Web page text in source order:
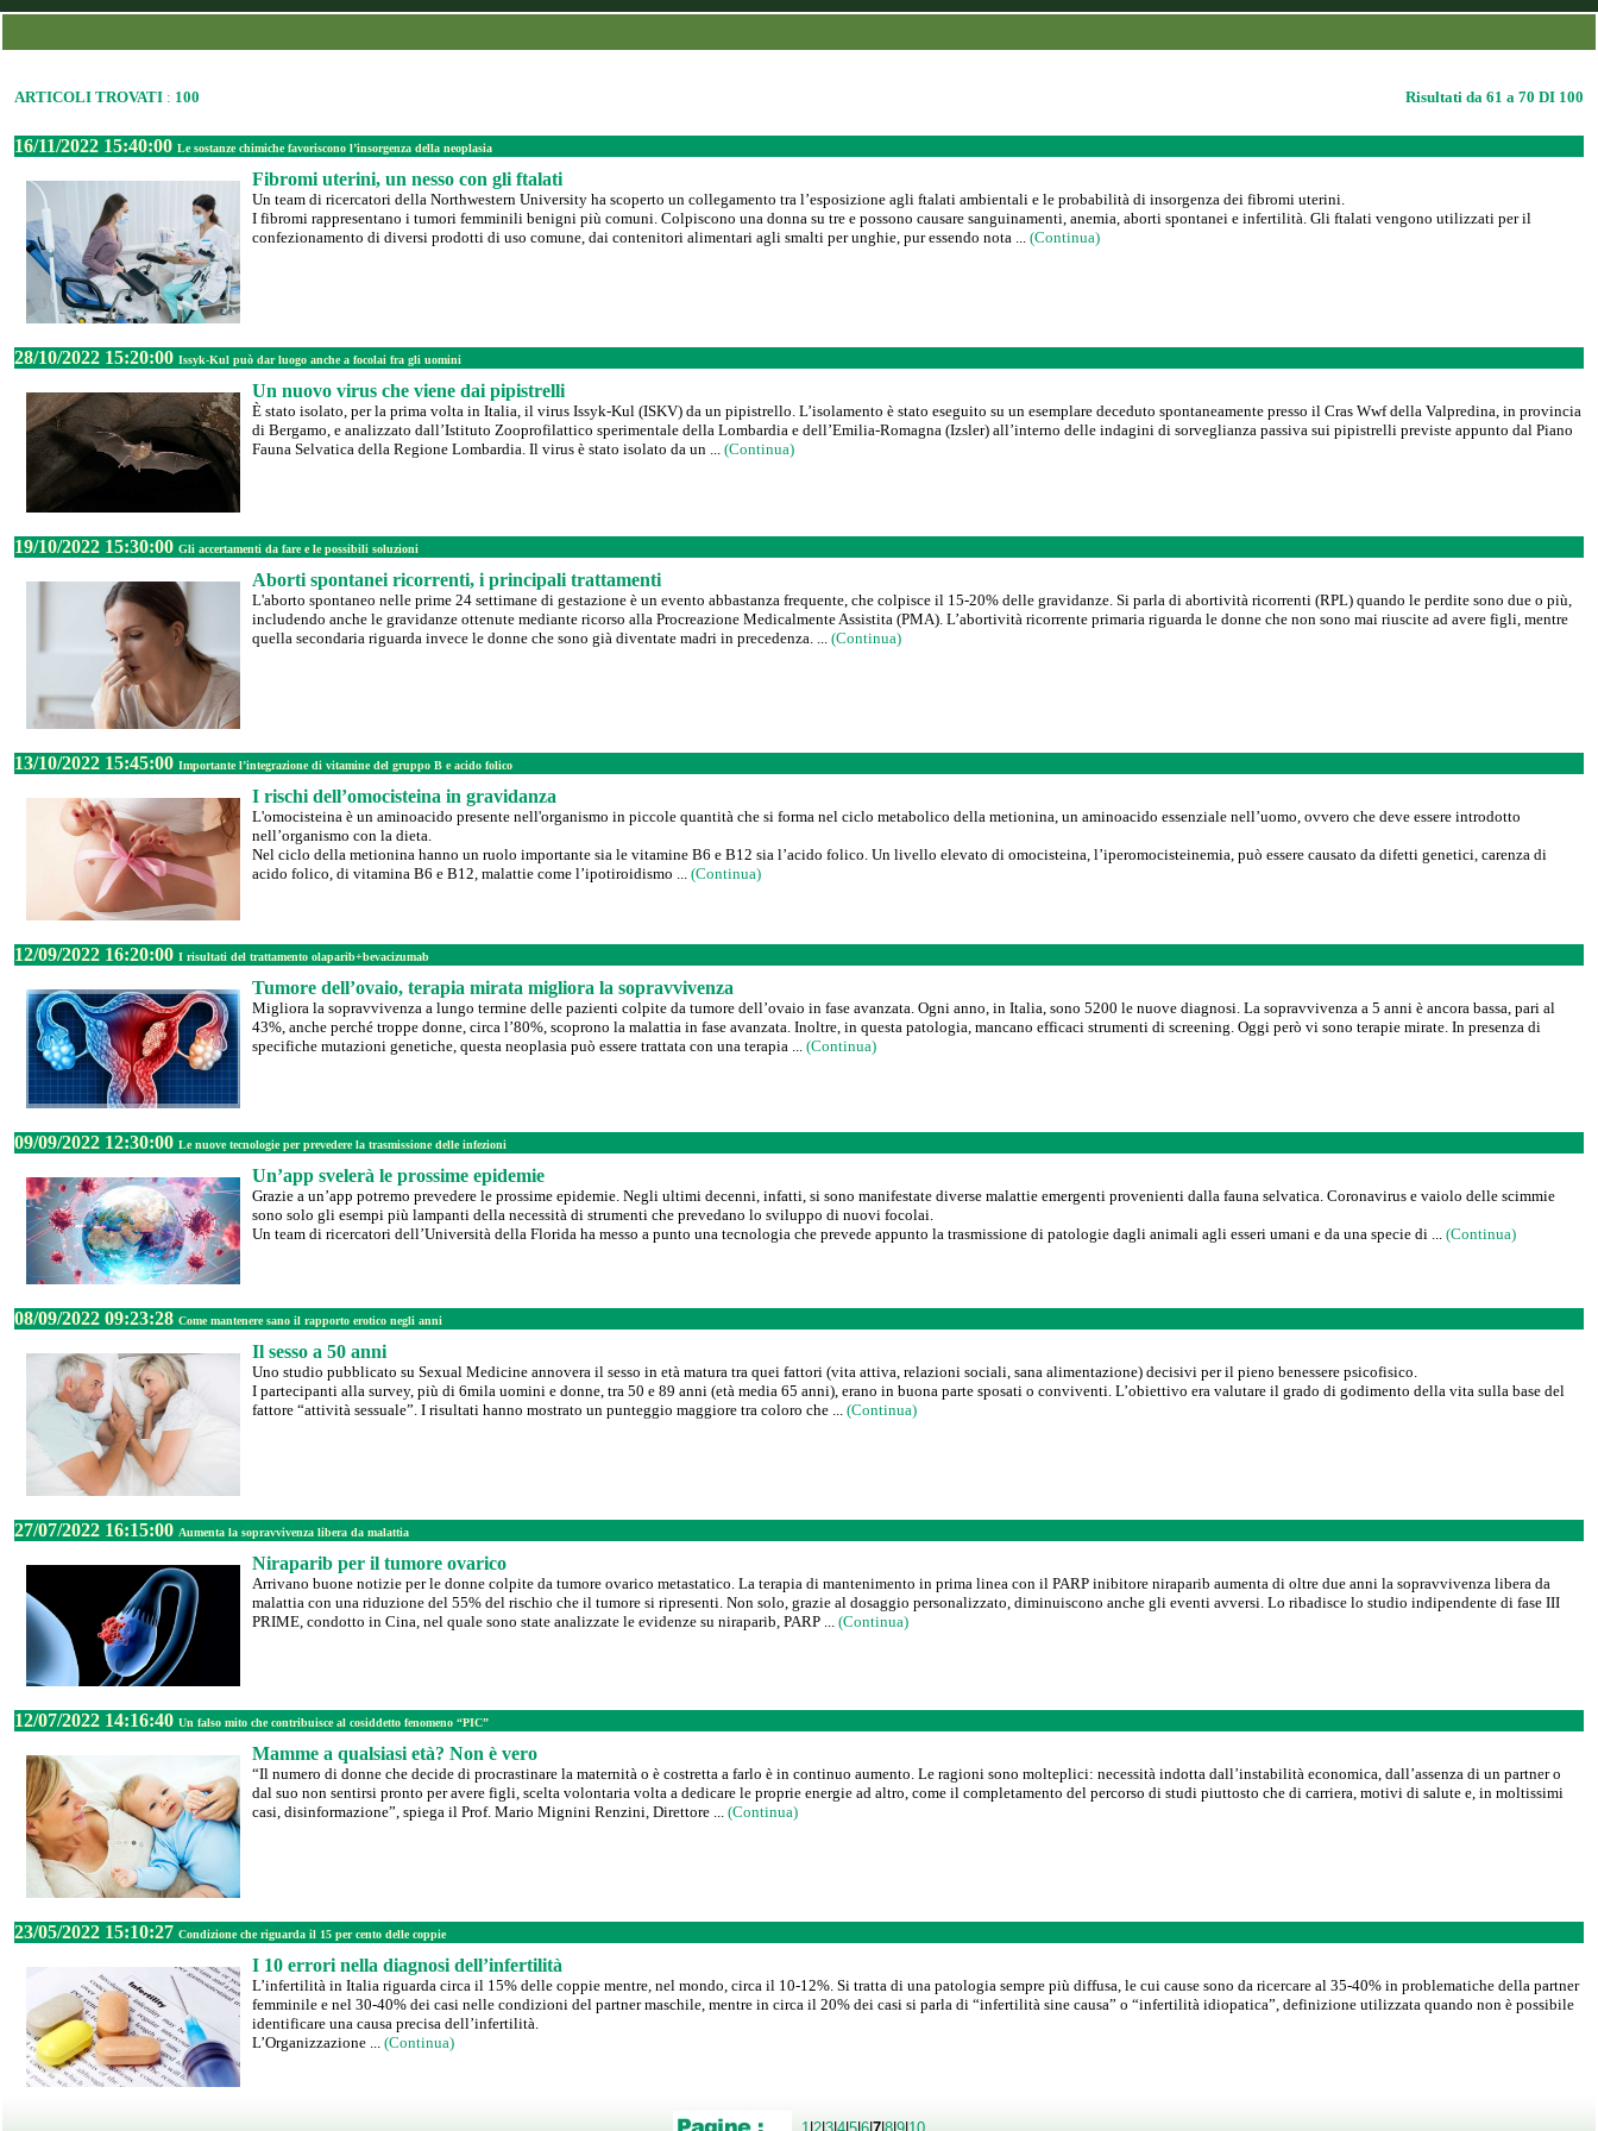
ARTICOLI TROVATI : 100 Risultati da 61 a 70 DI 100
16/11/2022 15:40:00 Le sostanze chimiche favoriscono l’insorgenza della neoplasia
Fibromi uterini, un nesso con gli ftalati
Un team di ricercatori della Northwestern University ha scoperto un collegamento tra l’esposizione agli ftalati ambientali e le probabilità di insorgenza dei fibromi uterini.
I fibromi rappresentano i tumori femminili benigni più comuni. Colpiscono una donna su tre e possono causare sanguinamenti, anemia, aborti spontanei e infertilità. Gli ftalati vengono utilizzati per il
confezionamento di diversi prodotti di uso comune, dai contenitori alimentari agli smalti per unghie, pur essendo nota ... (Continua)
28/10/2022 15:20:00 Issyk-Kul può dar luogo anche a focolai fra gli uomini
Un nuovo virus che viene dai pipistrelli
È stato isolato, per la prima volta in Italia, il virus Issyk-Kul (ISKV) da un pipistrello. L’isolamento è stato eseguito su un esemplare deceduto spontaneamente presso il Cras Wwf della Valpredina, in provincia
di Bergamo, e analizzato dall’Istituto Zooprofilattico sperimentale della Lombardia e dell’Emilia-Romagna (Izsler) all’interno delle indagini di sorveglianza passiva sui pipistrelli previste appunto dal Piano
Fauna Selvatica della Regione Lombardia. Il virus è stato isolato da un ... (Continua)
19/10/2022 15:30:00 Gli accertamenti da fare e le possibili soluzioni
Aborti spontanei ricorrenti, i principali trattamenti
L'aborto spontaneo nelle prime 24 settimane di gestazione è un evento abbastanza frequente, che colpisce il 15-20% delle gravidanze. Si parla di abortività ricorrenti (RPL) quando le perdite sono due o più,
includendo anche le gravidanze ottenute mediante ricorso alla Procreazione Medicalmente Assistita (PMA). L’abortività ricorrente primaria riguarda le donne che non sono mai riuscite ad avere figli, mentre
quella secondaria riguarda invece le donne che sono già diventate madri in precedenza. ... (Continua)
13/10/2022 15:45:00 Importante l’integrazione di vitamine del gruppo B e acido folico
I rischi dell’omocisteina in gravidanza
L'omocisteina è un aminoacido presente nell'organismo in piccole quantità che si forma nel ciclo metabolico della metionina, un aminoacido essenziale nell’uomo, ovvero che deve essere introdotto
nell’organismo con la dieta.
Nel ciclo della metionina hanno un ruolo importante sia le vitamine B6 e B12 sia l’acido folico. Un livello elevato di omocisteina, l’iperomocisteinemia, può essere causato da difetti genetici, carenza di
acido folico, di vitamina B6 e B12, malattie come l’ipotiroidismo ... (Continua)
12/09/2022 16:20:00 I risultati del trattamento olaparib+bevacizumab
Tumore dell’ovaio, terapia mirata migliora la sopravvivenza
Migliora la sopravvivenza a lungo termine delle pazienti colpite da tumore dell’ovaio in fase avanzata. Ogni anno, in Italia, sono 5200 le nuove diagnosi. La sopravvivenza a 5 anni è ancora bassa, pari al
43%, anche perché troppe donne, circa l’80%, scoprono la malattia in fase avanzata. Inoltre, in questa patologia, mancano efficaci strumenti di screening. Oggi però vi sono terapie mirate. In presenza di
specifiche mutazioni genetiche, questa neoplasia può essere trattata con una terapia ... (Continua)
09/09/2022 12:30:00 Le nuove tecnologie per prevedere la trasmissione delle infezioni
Un’app svelerà le prossime epidemie
Grazie a un’app potremo prevedere le prossime epidemie. Negli ultimi decenni, infatti, si sono manifestate diverse malattie emergenti provenienti dalla fauna selvatica. Coronavirus e vaiolo delle scimmie
sono solo gli esempi più lampanti della necessità di strumenti che prevedano lo sviluppo di nuovi focolai.
Un team di ricercatori dell’Università della Florida ha messo a punto una tecnologia che prevede appunto la trasmissione di patologie dagli animali agli esseri umani e da una specie di ... (Continua)
08/09/2022 09:23:28 Come mantenere sano il rapporto erotico negli anni
Il sesso a 50 anni
Uno studio pubblicato su Sexual Medicine annovera il sesso in età matura tra quei fattori (vita attiva, relazioni sociali, sana alimentazione) decisivi per il pieno benessere psicofisico.
I partecipanti alla survey, più di 6mila uomini e donne, tra 50 e 89 anni (età media 65 anni), erano in buona parte sposati o conviventi. L’obiettivo era valutare il grado di godimento della vita sulla base del
fattore “attività sessuale”. I risultati hanno mostrato un punteggio maggiore tra coloro che ... (Continua)
27/07/2022 16:15:00 Aumenta la sopravvivenza libera da malattia
Niraparib per il tumore ovarico
Arrivano buone notizie per le donne colpite da tumore ovarico metastatico. La terapia di mantenimento in prima linea con il PARP inibitore niraparib aumenta di oltre due anni la sopravvivenza libera da
malattia con una riduzione del 55% del rischio che il tumore si ripresenti. Non solo, grazie al dosaggio personalizzato, diminuiscono anche gli eventi avversi. Lo ribadisce lo studio indipendente di fase III
PRIME, condotto in Cina, nel quale sono state analizzate le evidenze su niraparib, PARP ... (Continua)
12/07/2022 14:16:40 Un falso mito che contribuisce al cosiddetto fenomeno “PIC”
Mamme a qualsiasi età? Non è vero
“Il numero di donne che decide di procrastinare la maternità o è costretta a farlo è in continuo aumento. Le ragioni sono molteplici: necessità indotta dall’instabilità economica, dall’assenza di un partner o
dal suo non sentirsi pronto per avere figli, scelta volontaria volta a dedicare le proprie energie ad altro, come il completamento del percorso di studi piuttosto che di carriera, motivi di salute e, in moltissimi
casi, disinformazione”, spiega il Prof. Mario Mignini Renzini, Direttore ... (Continua)
23/05/2022 15:10:27 Condizione che riguarda il 15 per cento delle coppie
I 10 errori nella diagnosi dell’infertilità
L’infertilità in Italia riguarda circa il 15% delle coppie mentre, nel mondo, circa il 10-12%. Si tratta di una patologia sempre più diffusa, le cui cause sono da ricercare al 35-40% in problematiche della partner
femminile e nel 30-40% dei casi nelle condizioni del partner maschile, mentre in circa il 20% dei casi si parla di “infertilità sine causa” o “infertilità idiopatica”, definizione utilizzata quando non è possibile
identificare una causa precisa dell’infertilità.
L’Organizzazione ... (Continua)